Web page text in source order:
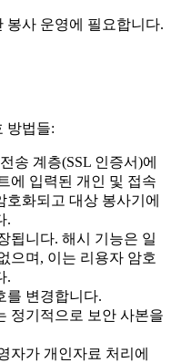
봉사 운영에 필요합니다.
방법들:
송 계층(SSL 인증서)에
에 입력된 개인 및 접속
화되고 대상 봉사기에
.
됩니다. 해시 기능은 일
으며, 이는 리용자 암호
.
를 변경합니다.
정기적으로 보안 사본을
자가 개인자료 처리에